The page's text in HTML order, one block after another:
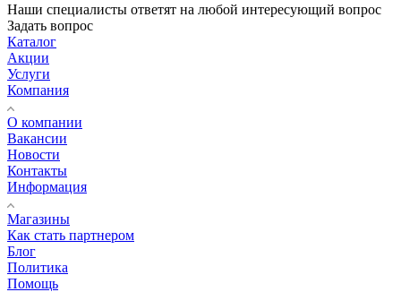
Наши специалисты ответят на любой интересующий вопрос
Задать вопрос
Каталог
Акции
Услуги
Компания
О компании
Вакансии
Новости
Контакты
Информация
Магазины
Как стать партнером
Блог
Политика
Помощь